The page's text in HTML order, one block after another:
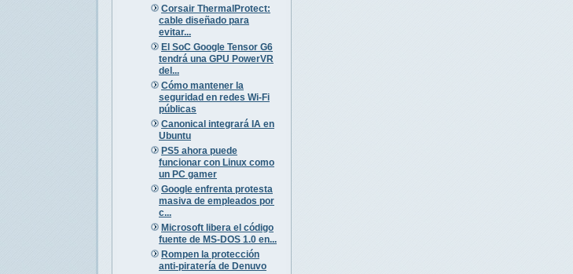
Corsair ThermalProtect:
cable diseñado para
evitar...
El SoC Google Tensor G6
tendrá una GPU PowerVR
del...
Cómo mantener la
seguridad en redes Wi-Fi
públicas
Canonical integrará IA en
Ubuntu
PS5 ahora puede
funcionar con Linux como
un PC gamer
Google enfrenta protesta
masiva de empleados por
c...
Microsoft libera el código
fuente de MS-DOS 1.0 en...
Rompen la protección
anti-piratería de Denuvo